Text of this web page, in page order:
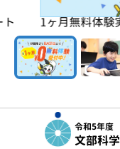
う お子さまの「
令和5年度
文部科